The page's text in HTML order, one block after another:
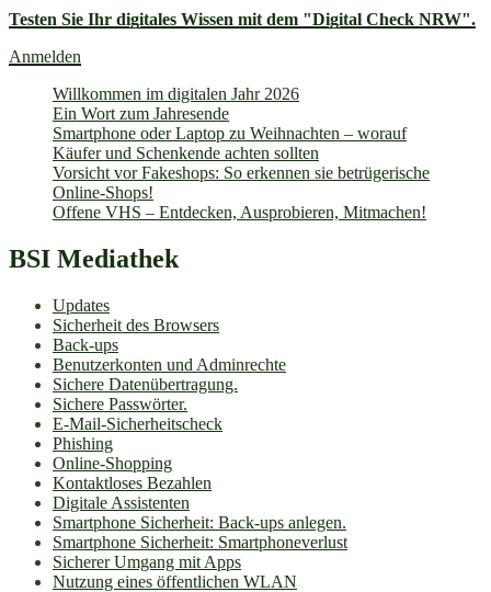
Testen Sie Ihr digitales Wissen mit dem "Digital Check NRW".
Anmelden
Willkommen im digitalen Jahr 2026
Ein Wort zum Jahresende
Smartphone oder Laptop zu Weihnachten – worauf
Käufer und Schenkende achten sollten
Vorsicht vor Fakeshops: So erkennen sie betrügerische
Online-Shops!
Offene VHS – Entdecken, Ausprobieren, Mitmachen!
BSI Mediathek
Updates
Sicherheit des Browsers
Back-ups
Benutzerkonten und Adminrechte
Sichere Datenübertragung.
Sichere Passwörter.
E-Mail-Sicherheitscheck
Phishing
Online-Shopping
Kontaktloses Bezahlen
Digitale Assistenten
Smartphone Sicherheit: Back-ups anlegen.
Smartphone Sicherheit: Smartphoneverlust
Sicherer Umgang mit Apps
Nutzung eines öffentlichen WLAN